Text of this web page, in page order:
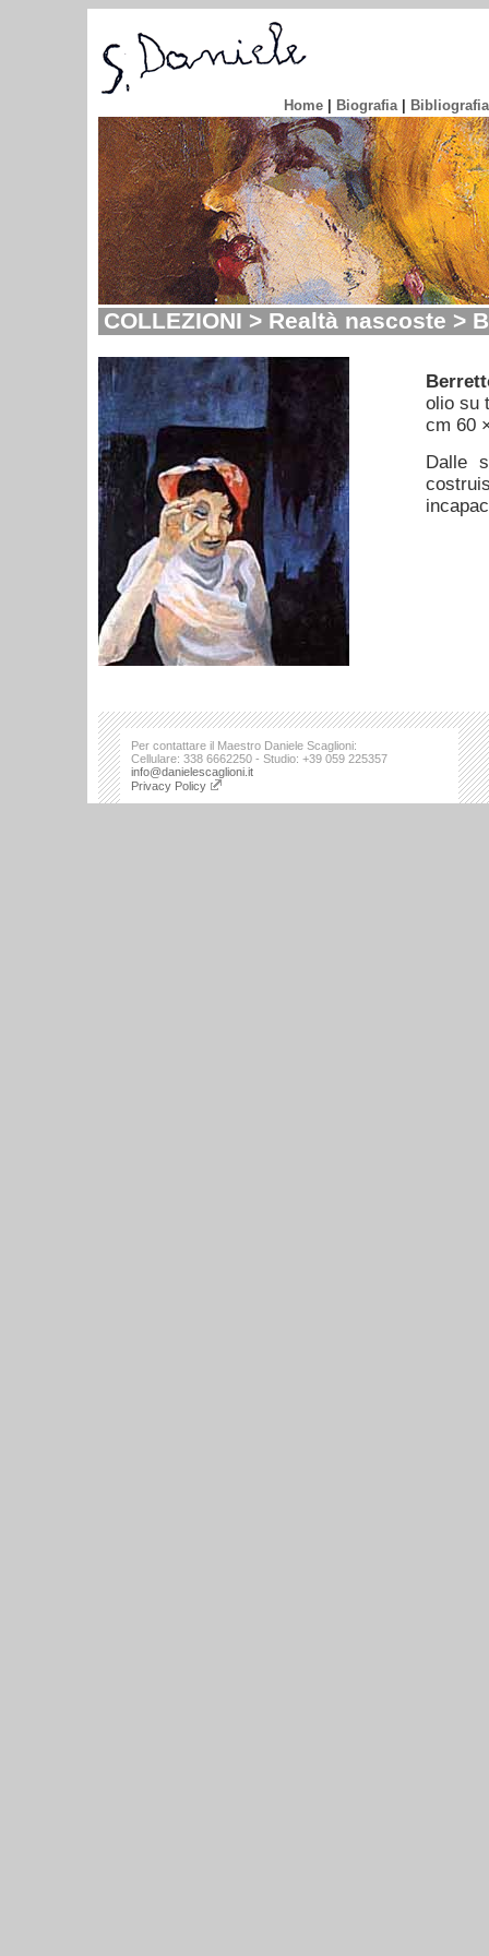
Home Biografia| Bibliografia
COLLEZIONI > Realtà nascoste >
olio su
cm 60
Dalle
Per contattare il Maestro Daniele Scaglioni:
Cellulare: 338 6662250 - Studio: +39 059 225357
info@danielescaglioni.it
Privacy Policy